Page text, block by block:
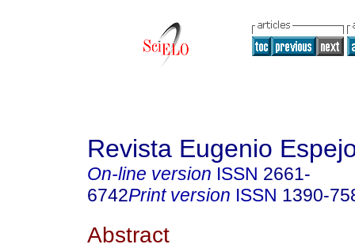
Revista Eugenio
On-line version ISSN 2661-
6742Print version ISSN 1390-
Abstract